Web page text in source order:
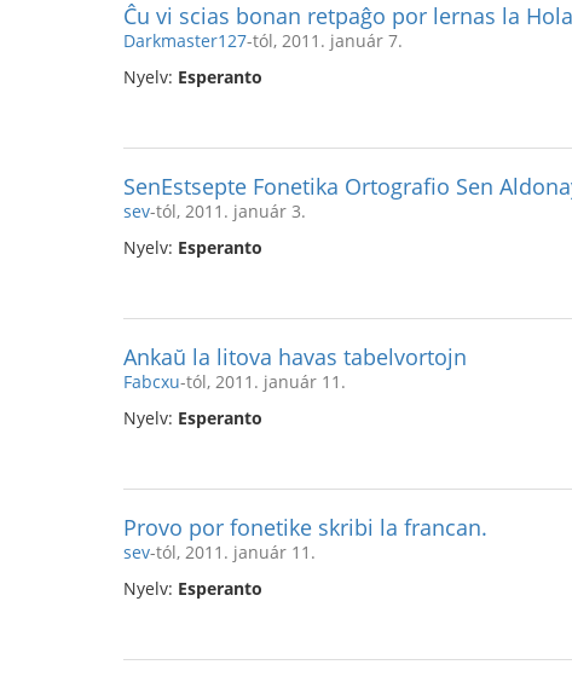
Ĉu vi scias bonan retpaĝo por lernas la
Darkmaster127-tól, 2011. január 7.
Nyelv: Esperanto
SenEstsepte Fonetika Ortografio Sen
sev-tól, 2011. január 3.
Nyelv: Esperanto
Ankaŭ la litova havas tabelvortojn
Fabcxu-tól, 2011. január 11.
Nyelv: Esperanto
Provo por fonetike skribi la francan.
sev-tól, 2011. január 11.
Nyelv: Esperanto